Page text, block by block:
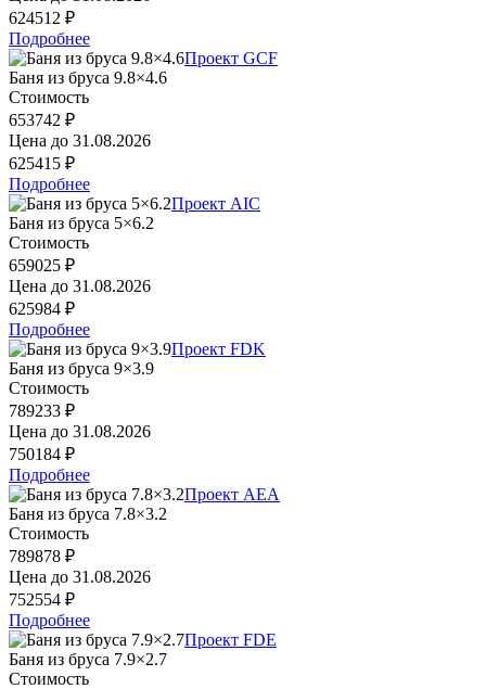
624512 ₽
Подробнее
Проект GCF
Баня из бруса 9.8×4.6
Стоимость
653742 ₽
Цена до 31.08.2026
625415 ₽
Подробнее
Проект AIC
Баня из бруса 5×6.2
Стоимость
659025 ₽
Цена до 31.08.2026
625984 ₽
Подробнее
Проект FDK
Баня из бруса 9×3.9
Стоимость
789233 ₽
Цена до 31.08.2026
750184 ₽
Подробнее
Проект AEA
Баня из бруса 7.8×3.2
Стоимость
789878 ₽
Цена до 31.08.2026
752554 ₽
Подробнее
Проект FDE
Баня из бруса 7.9×2.7
Стоимость